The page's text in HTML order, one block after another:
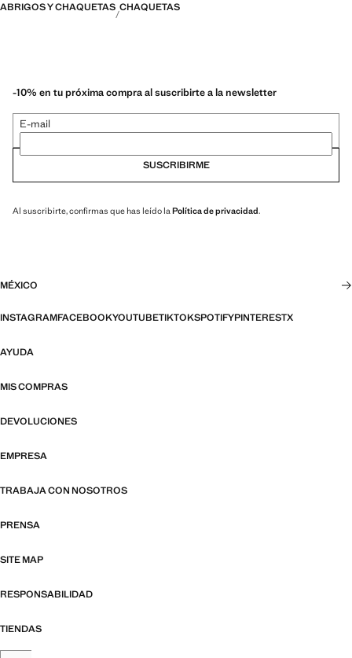
ABRIGOS Y CHAQUETAS CHAQUETAS
-10% en tu próxima compra al suscribirte a la newsletter
E-mail
SUSCRIBIRME
Al suscribirte, confirmas que has leído la Política de privacidad.
MÉXICO
INSTAGRAMFACEBOOKYOUTUBETIKTOKSPOTIFYPINTERESTX
AYUDA
MIS COMPRAS
DEVOLUCIONES
EMPRESA
TRABAJA CON NOSOTROS
PRENSA
SITE MAP
RESPONSABILIDAD
TIENDAS